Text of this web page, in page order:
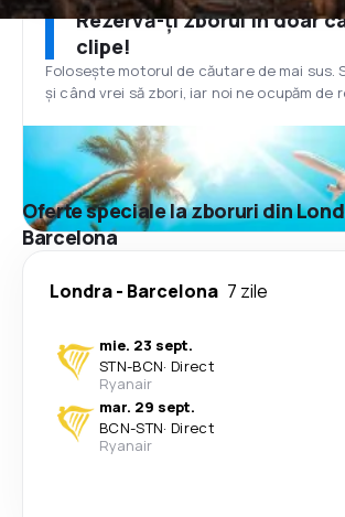
Rezervă-ți zborul în doar
clipe!
Folosește motorul de căutare de mai sus.
și când vrei să zbori, iar noi ne ocupăm de
Oferte speciale la zboruri din
Barcelona
Londra- Barcelona 7 zile
mie. 23 sept.
STN-BCN· Direct
Ryanair
mar. 29 sept.
BCN-STN· Direct
Ryanair